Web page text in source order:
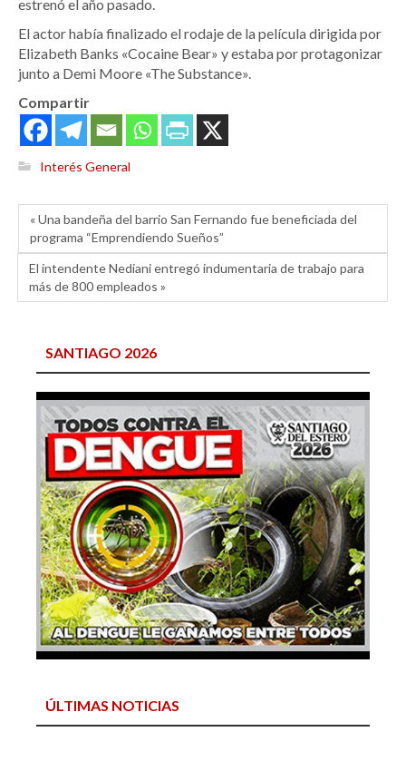
estrenó el año pasado.
El actor había finalizado el rodaje de la película dirigida por
Elizabeth Banks «Cocaine Bear» y estaba por protagonizar
junto a Demi Moore «The Substance».
Compartir
Interés General
« Una bandeña del barrio San Fernando fue beneficiada del
programa “Emprendiendo Sueños”
El intendente Nediani entregó indumentaria de trabajo para
más de 800 empleados »
SANTIAGO 2026
ÚLTIMAS NOTICIAS